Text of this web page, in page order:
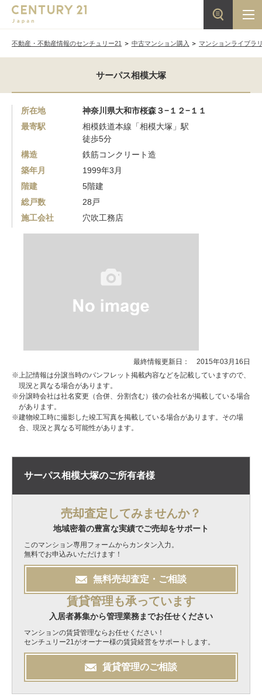
不動産・不動産情報のセンチュリー21 中古マンション購入 マンションライブラ
サーパス相模大塚
所在地
神奈川県大和市桜森３−１２−１１
最寄駅
相模鉄道本線「相模大塚」駅
徒歩5分
構造
鉄筋コンクリート造
築年月
1999年3月
階建
5階建
総戸数
28戸
施工会社
穴吹工務店
最終情報更新日： 2015年03月16日
※上記情報は分譲当時のパンフレット掲載内容などを記載していますので、
現況と異なる場合があります。
※分譲時会社は社名変更（合併、分割含む）後の会社名が掲載している場合
があります。
※建物竣工時に撮影した竣工写真を掲載している場合があります。その場
合、現況と異なる可能性があります。
サーパス相模大塚のご所有者様
売却査定してみませんか？
地域密着の豊富な実績でご売却をサポート
このマンション専用フォームからカンタン入力。
無料でお申込みいただけます！
無料売却査定・ご相談
賃貸管理も承っています
入居者募集から管理業務までお任せください
マンションの賃貸管理ならお任せください！
センチュリー21がオーナー様の賃貸経営をサポートします。
賃貸管理のご相談